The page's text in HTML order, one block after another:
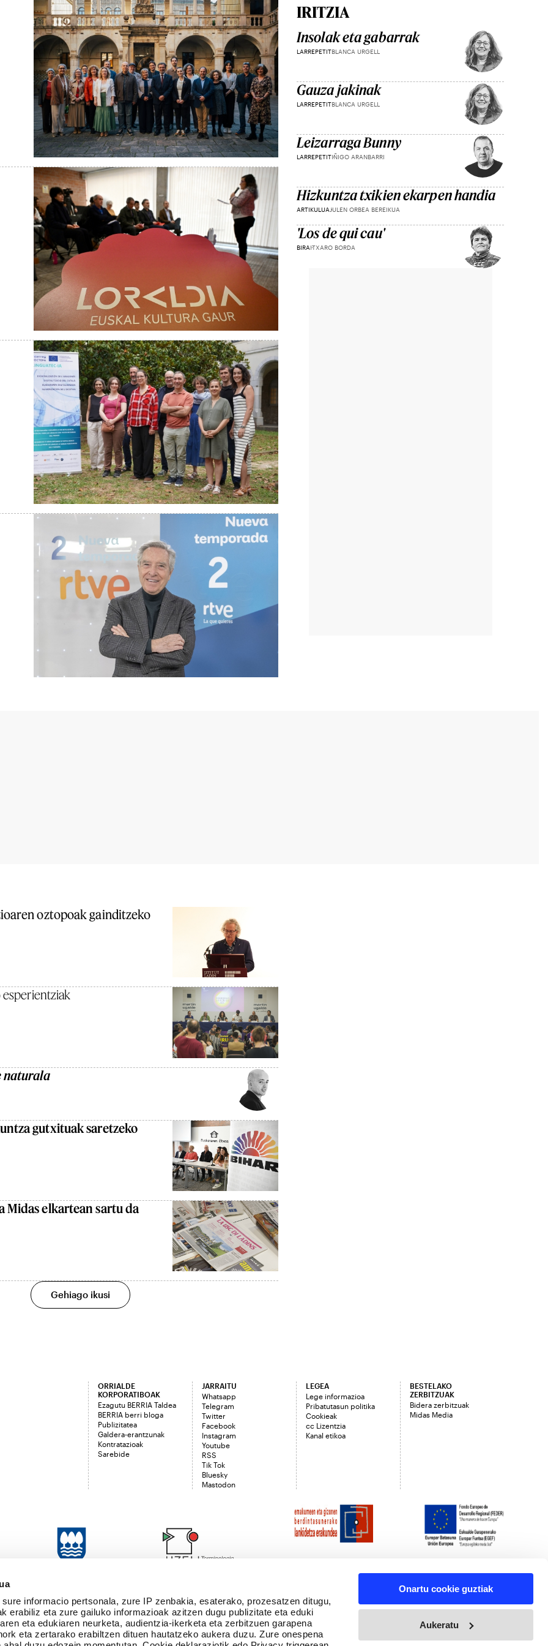
sure informacio pertsonala, zure IP zenbakia, esaterako, prozesatzen ditugu,
erabiliz eta zure gailuko informazioak azitzen dugu publizitate eta eduki
eta edukiaren neurketa, audientzia-ikerketa eta zerbitzuen garapena
eta zertarako erabiltzen dituen hautatzeko aukera duzu. Zure onespena
Onartu cookie guztiak
Aukeratu
IRITZIA
Insolak eta gabarrak
LARREPETITBLANCA URGELL
Gauza jakinak
LARREPETITBLANCA URGELL
Leizarraga Bunny
LARREPETITIÑIGO ARANBARRI
Hizkuntza txikien ekarpen handia
ARTIKULUA JULEN ORBEA BEREIKUA
'Los de qui cau'
BIRAITXARO BORDA
oztopoak gainditzeko
esperientziak
naturala
gutxituak saretzeko
Midas elkartean sartu da
Gehiago ikusi
ORRIALDE
KORPORATIBOAK
Ezagutu BERRIA Taldea
BERRIA berri bloga
Publizitatea
Galdera-erantzunak
Kontratazioak
Sarebide
JARRAITU
Whatsapp
Telegram
Twitter
Facebook
Instagram
Youtube
RSS
Tik Tok
Bluesky
Mastodon
LEGEA
Lege informazioa
Pribatutasun politika
Cookieak
cc Lizentzia
Kanal etikoa
BESTELAKO
ZERBITZUAK
Bidera zerbitzuak
Midas Media